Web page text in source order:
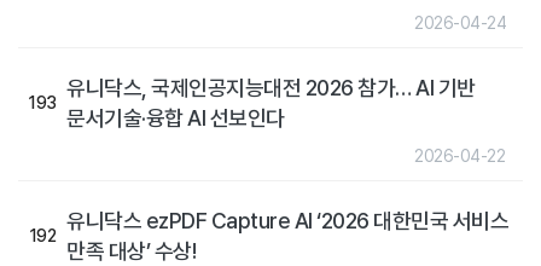
2026-04-24
193
유니닥스, 국제인공지능대전 2026 참가… AI 기반
문서기술·융합 AI 선보인다
2026-04-22
192
유니닥스 ezPDF Capture AI ‘2026 대한민국 서비스
만족 대상’ 수상!